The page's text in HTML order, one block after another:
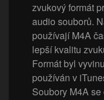
zvukový formát
audio souborů.
používají M4A
lepší kvalitu
Formát byl
používán v
Soubory M4A